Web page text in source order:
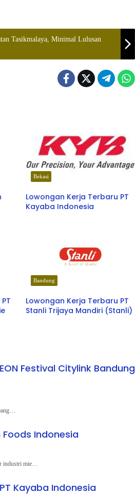
Tasikmalaya, Minimal Lulusan
Bekasi
Lowongan Kerja Terbaru PT
Kayaba Indonesia
Bandung
Lowongan Kerja Terbaru PT
Stanli Trijaya Mandiri (Stanli)
Festival Citylink Bandung
Foods Indonesia
industri mie…
Kayaba Indonesia